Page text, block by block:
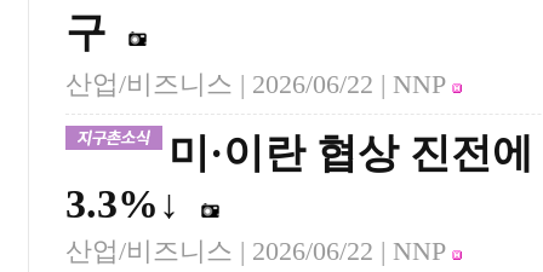
구
산업/비즈니스 | 2026/06/22 | NNP
미·이란 협상 진전
3.3%↓
산업/비즈니스 | 2026/06/22 | NNP